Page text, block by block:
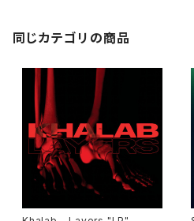
同じカテゴリの商品